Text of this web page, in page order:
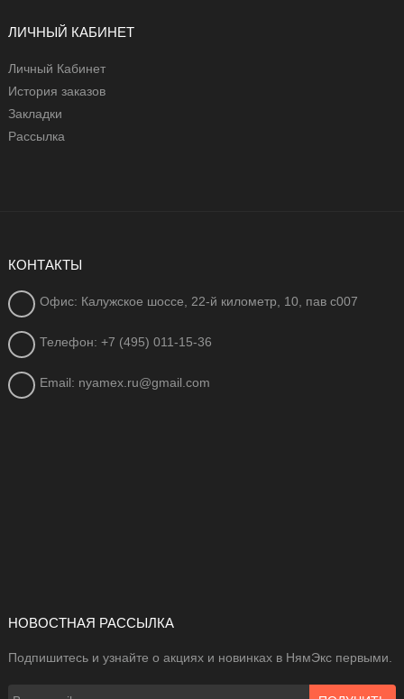
ЛИЧНЫЙ КАБИНЕТ
Личный Кабинет
История заказов
Закладки
Рассылка
КОНТАКТЫ
Офис: Калужское шоссе, 22-й километр, 10, пав с007
Телефон: +7 (495) 011-15-36
Email: nyamex.ru@gmail.com
НОВОСТНАЯ РАССЫЛКА
Подпишитесь и узнайте о акциях и новинках в НямЭкс первыми.